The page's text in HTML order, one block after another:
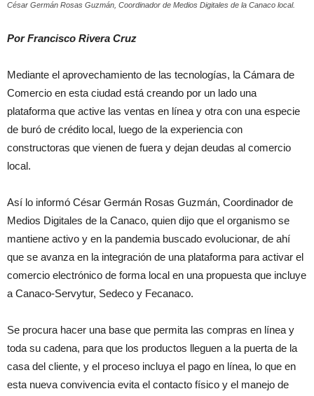
César Germán Rosas Guzmán, Coordinador de Medios Digitales de la Canaco local.
Por Francisco Rivera Cruz
Mediante el aprovechamiento de las tecnologías, la Cámara de
Comercio en esta ciudad está creando por un lado una
plataforma que active las ventas en línea y otra con una especie
de buró de crédito local, luego de la experiencia con
constructoras que vienen de fuera y dejan deudas al comercio
local.
Así lo informó César Germán Rosas Guzmán, Coordinador de
Medios Digitales de la Canaco, quien dijo que el organismo se
mantiene activo y en la pandemia buscado evolucionar, de ahí
que se avanza en la integración de una plataforma para activar el
comercio electrónico de forma local en una propuesta que incluye
a Canaco-Servytur, Sedeco y Fecanaco.
Se procura hacer una base que permita las compras en línea y
toda su cadena, para que los productos lleguen a la puerta de la
casa del cliente, y el proceso incluya el pago en línea, lo que en
esta nueva convivencia evita el contacto físico y el manejo de